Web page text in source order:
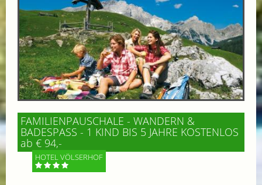
FAMILIENPAUSCHALE - WANDERN &
BADESPASS - 1 KIND BIS 5 JAHRE KOSTENLOS
ab € 94,-
HOTEL VÖLSERHOF